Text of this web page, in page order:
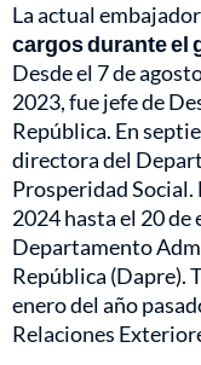
La actual
cargos durante el
Desde el 7 de
2023, fue jefe de
República. En
directora del
Prosperidad Social.
2024 hasta el 20
Departamento
República (Dapre).
enero del año
Relaciones